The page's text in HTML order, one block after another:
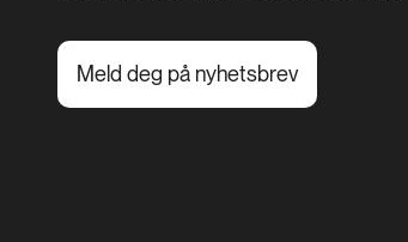
Meld deg på nyhetsbrev